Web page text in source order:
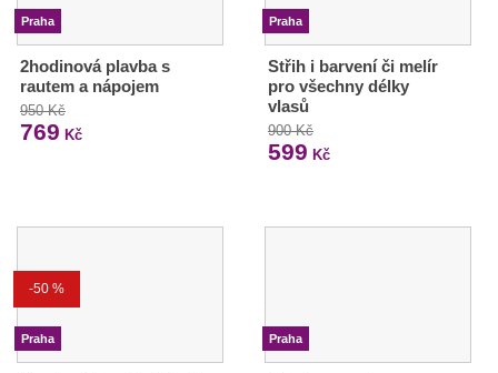
Praha
2hodinová plavba s
rautem a nápojem
950 Kč
769 Kč
Praha
Střih i barvení či melír
pro všechny délky
vlasů
900 Kč
599 Kč
-50 %
Praha Praha